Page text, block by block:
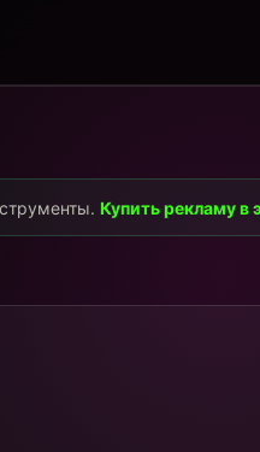
Купить рекламу в